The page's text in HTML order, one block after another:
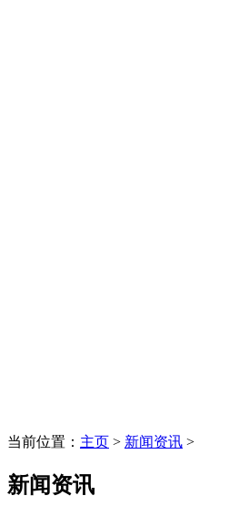
当前位置： 主页 > 新闻资讯 >
新闻资讯